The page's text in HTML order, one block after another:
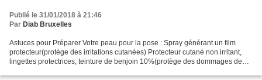
Publié le 31/01/2018 à 21:46
Par Diab Bruxelles
Astuces pour Préparer Votre peau pour la pose : Spray générant un film
protecteur(protège des irritations cutanées) Protecteur cutané non irritant,
lingettes protectrices, teinture de benjoin 10%(protège des dommages de